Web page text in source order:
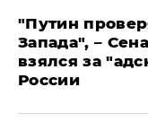
"Путин
Запада", –
взялся за
России